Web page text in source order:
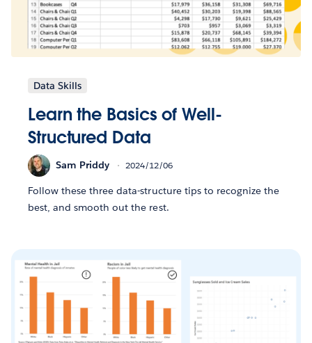
Data Skills
Learn the Basics of Well-
Structured Data
Sam Priddy 2024/12/06
Follow these three data-structure tips to recognize the
best, and smooth out the rest.